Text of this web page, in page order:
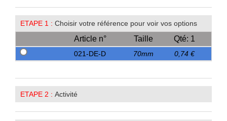
ETAPE 1 : Choisir votre référence pour voir vos options
Article n° Taille Qté: 1
021-DE-D 70mm 0,74 €
ETAPE 2 : Activité